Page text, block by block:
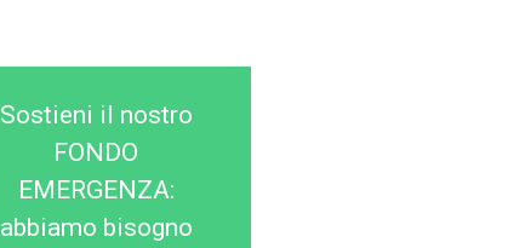
Sostieni il nostro
FONDO
EMERGENZA:
abbiamo bisogno